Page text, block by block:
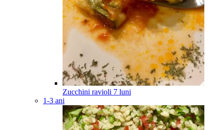
Zucchini ravioli 7 luni
1-3 ani